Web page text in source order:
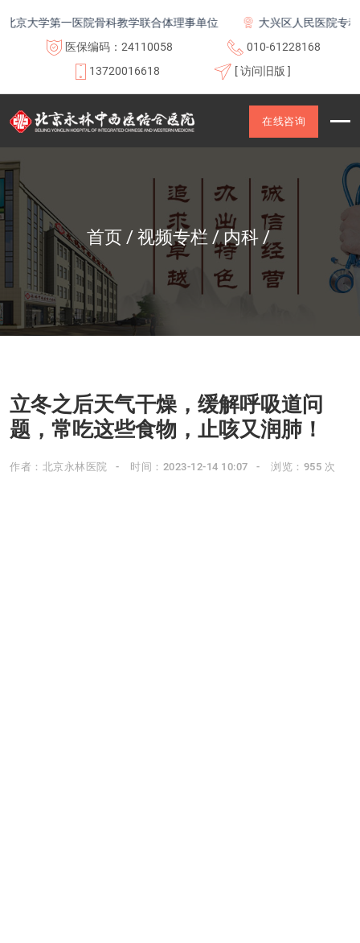
大学第一医院骨科教学联合体理事单位
大兴区人民医院专科
医保编码：24110058
010-61228168
13720016618
[ 访问旧版 ]
在线咨询
首页 视频专栏 内科
立冬之后天气干燥，缓解呼吸道问
题，常吃这些食物，止咳又润肺！
作者：北京永林医院 时间：2023-12-14 10:07 浏览：955 次